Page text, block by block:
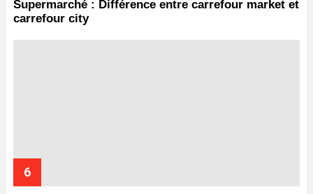
Supermarché : Différence entre carrefour market et
carrefour city